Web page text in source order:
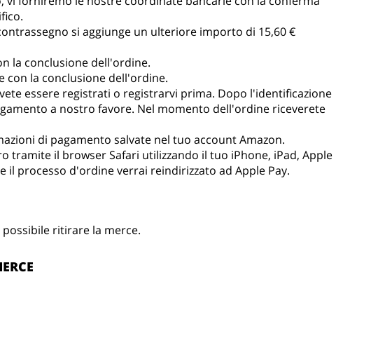
si aggiunge un ulteriore importo di 15,60 €
la conclusione dell'ordine.
con la conclusione dell'ordine.
essere registrati o registrarvi prima. Dopo l'identificazione
a nostro favore. Nel momento dell'ordine riceverete
di pagamento salvate nel tuo account Amazon.
tramite il browser Safari utilizzando il tuo iPhone, iPad, Apple
il processo d'ordine verrai reindirizzato ad Apple Pay.
ritirare la merce.